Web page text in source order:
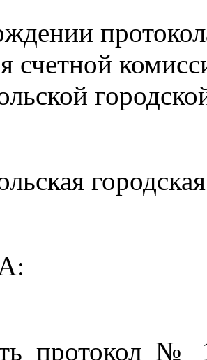
счетной
протокол №